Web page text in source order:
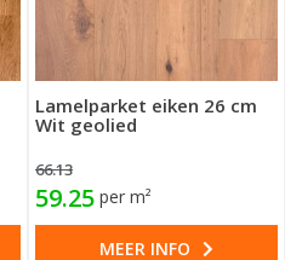
Lamelparket eiken 26 cm
Wit geolied
66.13
59.25 per m²
MEER INFO